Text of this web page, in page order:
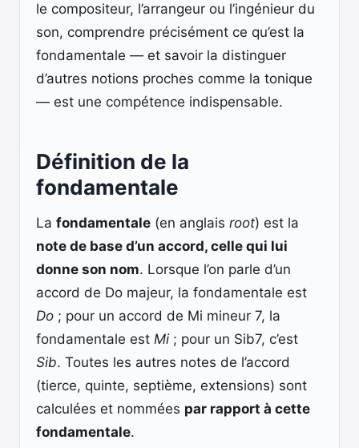
le compositeur, l’arrangeur ou l’ingénieur du
son, comprendre précisément ce qu’est la
fondamentale — et savoir la distinguer
d’autres notions proches comme la tonique
— est une compétence indispensable.
Définition de la
fondamentale
La fondamentale (en anglais root) est la
note de base d’un accord, celle qui lui
donne son nom. Lorsque l’on parle d’un
accord de Do majeur, la fondamentale est
Do ; pour un accord de Mi mineur 7, la
fondamentale est Mi ; pour un Sib7, c’est
Sib. Toutes les autres notes de l’accord
(tierce, quinte, septième, extensions) sont
calculées et nommées par rapport à cette
fondamentale.